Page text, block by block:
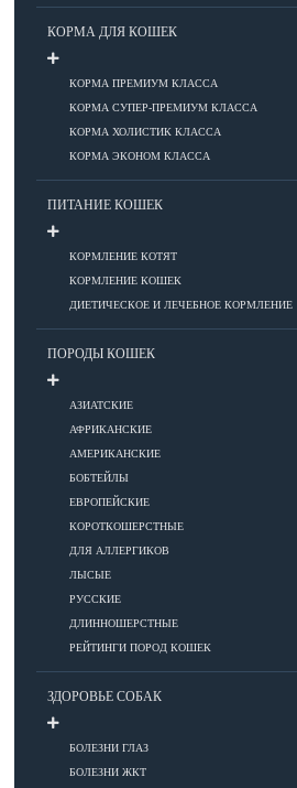
КОРМА ДЛЯ КОШЕК
КОРМА ПРЕМИУМ КЛАССА
КОРМА СУПЕР-ПРЕМИУМ КЛАССА
КОРМА ХОЛИСТИК КЛАССА
КОРМА ЭКОНОМ КЛАССА
ПИТАНИЕ КОШЕК
КОРМЛЕНИЕ КОТЯТ
КОРМЛЕНИЕ КОШЕК
ДИЕТИЧЕСКОЕ И ЛЕЧЕБНОЕ КОРМЛЕНИЕ
ПОРОДЫ КОШЕК
АЗИАТСКИЕ
АФРИКАНСКИЕ
АМЕРИКАНСКИЕ
БОБТЕЙЛЫ
ЕВРОПЕЙСКИЕ
КОРОТКОШЕРСТНЫЕ
ДЛЯ АЛЛЕРГИКОВ
ЛЫСЫЕ
РУССКИЕ
ДЛИННОШЕРСТНЫЕ
РЕЙТИНГИ ПОРОД КОШЕК
ЗДОРОВЬЕ СОБАК
БОЛЕЗНИ ГЛАЗ
БОЛЕЗНИ ЖКТ
Прочие болезни
Диагностика у кошек
Препараты для кошек
Роды кошек
Аксессуары для ухода
Гигиена
Уход за шерстью
Корма премиум класса
Корма супер-премиум класса
Корма холистик класса
Корма эконом класса
ПИТАНИЕ
Кормление котят
Кормление кошек